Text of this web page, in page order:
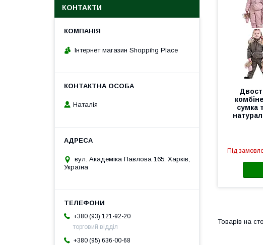
сумка
Під
КОНТАКТИ
Інтернет магазин Shoppihg Place
Наталія
вул. Академіка Павлова 165, Харків,
Україна
+380 (93) 121-92-20
торговий відділ
+380 (95) 636-00-68